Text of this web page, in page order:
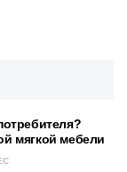
мягкой мебели